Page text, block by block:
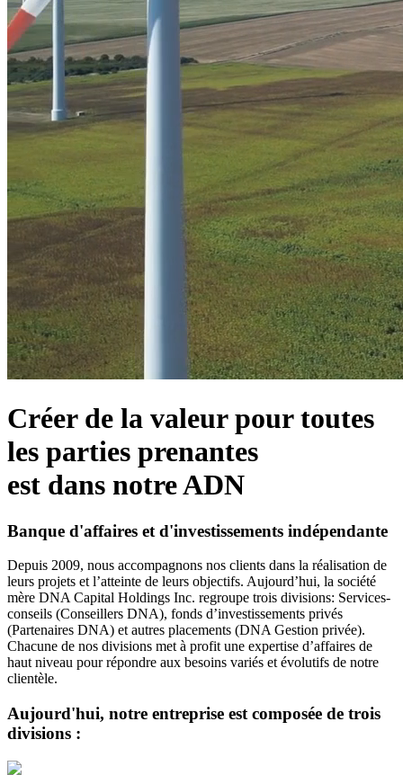
Créer de la valeur pour toutes
les parties prenantes
est dans notreADN
Banque d'affaires et d'investissements indépendante
Depuis 2009, nous accompagnons nos clients dans la réalisation de
leurs projets et l’atteinte de leurs objectifs. Aujourd’hui, la société
mère DNA Capital Holdings Inc. regroupe trois divisions: Services-
conseils (Conseillers DNA), fonds d’investissements privés
(Partenaires DNA) et autres placements (DNA Gestion privée).
Chacune de nos divisions met à profit une expertise d’affaires de
haut niveau pour répondre aux besoins variés et évolutifs de notre
clientèle.
Aujourd'hui, notre entreprise est composée de trois
divisions :